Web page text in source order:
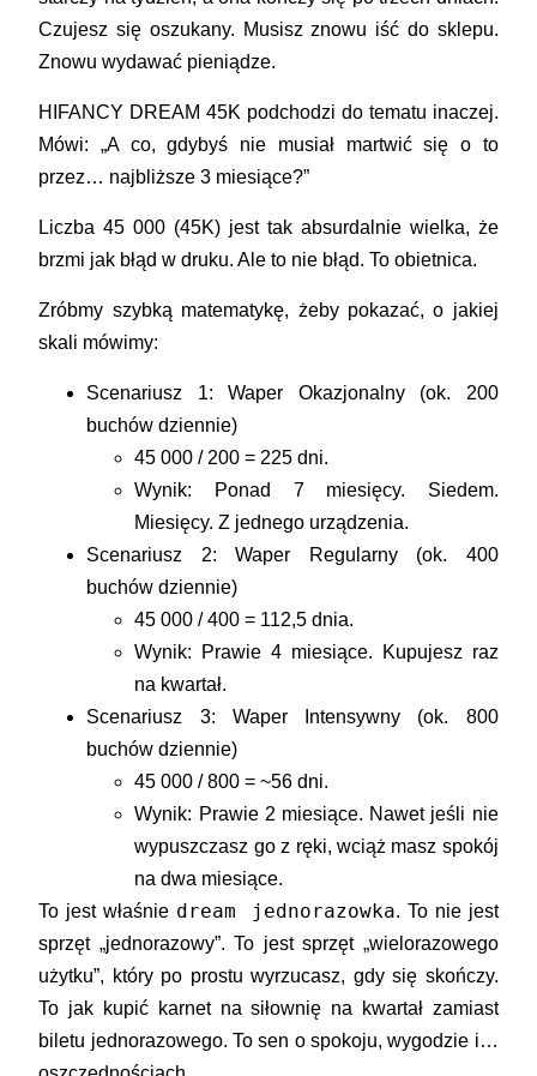
Czujesz się oszukany. Musisz znowu iść do sklepu.
Znowu wydawać pieniądze.
HIFANCY DREAM 45K podchodzi do tematu inaczej.
Mówi: „A co, gdybyś nie musiał martwić się o to
przez… najbliższe 3 miesiące?”
Liczba45 000 (45K) jest tak absurdalnie wielka, że
brzmi jak błąd w druku. Ale to nie błąd. To obietnica.
Zróbmy szybką matematykę, żeby pokazać, o jakiej
skali mówimy:
Scenariusz 1: Waper Okazjonalny(ok. 200
buchów dziennie)
45 000 / 200 = 225 dni.
Wynik: Ponad 7 miesięcy. Siedem.
Miesięcy. Z jednego urządzenia.
Scenariusz 2: Waper Regularny(ok. 400
buchów dziennie)
45 000 / 400 = 112,5 dnia.
Wynik: Prawie 4 miesiące. Kupujesz raz
na kwartał.
Scenariusz 3: Waper Intensywny (ok. 800
buchów dziennie)
45 000 / 800 = ~56 dni.
Wynik: Prawie 2 miesiące. Nawet jeśli nie
wypuszczasz go z ręki, wciąż masz spokój
na dwa miesiące.
To jest właśnie dream jednorazowka. To nie jest
sprzęt „jednorazowy”. To jest sprzęt „wielorazowego
użytku”, który po prostu wyrzucasz, gdy się skończy.
To jak kupić karnet na siłownię na kwartał zamiast
biletu jednorazowego. To sen o spokoju, wygodzie i…